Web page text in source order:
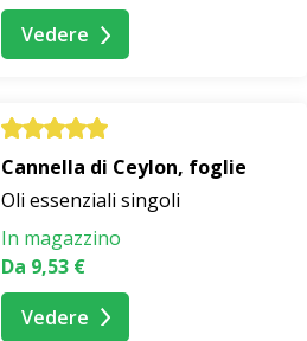
Vedere
Cannella di Ceylon, foglie
Oli essenziali singoli
In magazzino
Da 9,53 €
Vedere